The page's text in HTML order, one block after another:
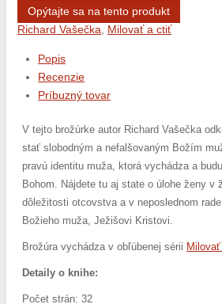
Opýtajte sa na tento produkt
Richard Vašečka
Milovať a ctiť
Popis
Recenzie
Príbuzný tovar
V tejto brožúrke autor Richard Vašečka
stať slobodným a nefalšovaným Božím
pravú identitu muža, ktorá vychádza a
Bohom. Nájdete tu aj state o úlohe ženy v
dôležitosti otcovstva a v neposlednom
Božieho muža, Ježišovi Kristovi.
Brožúra vychádza v obľúbenej sérii
Detaily o knihe:
Počet strán: 32